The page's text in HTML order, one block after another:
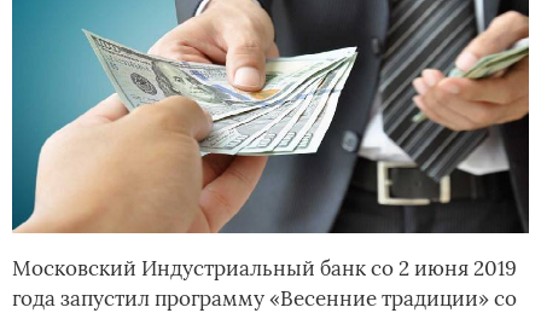
Московский Индустриальный банк со 2 июня 2019
года запустил программу «Весенние традиции» со